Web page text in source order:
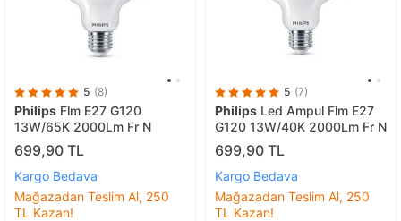
5 (8)
Philips Flm E27 G120
13W/65K 2000Lm Fr N
699,90 TL
Kargo Bedava
Mağazadan Teslim Al, 250
TL Kazan!
5 (7)
Philips Led Ampul Flm E27
G120 13W/40K 2000Lm Fr N
699,90 TL
Kargo Bedava
Mağazadan Teslim Al, 250
TL Kazan!